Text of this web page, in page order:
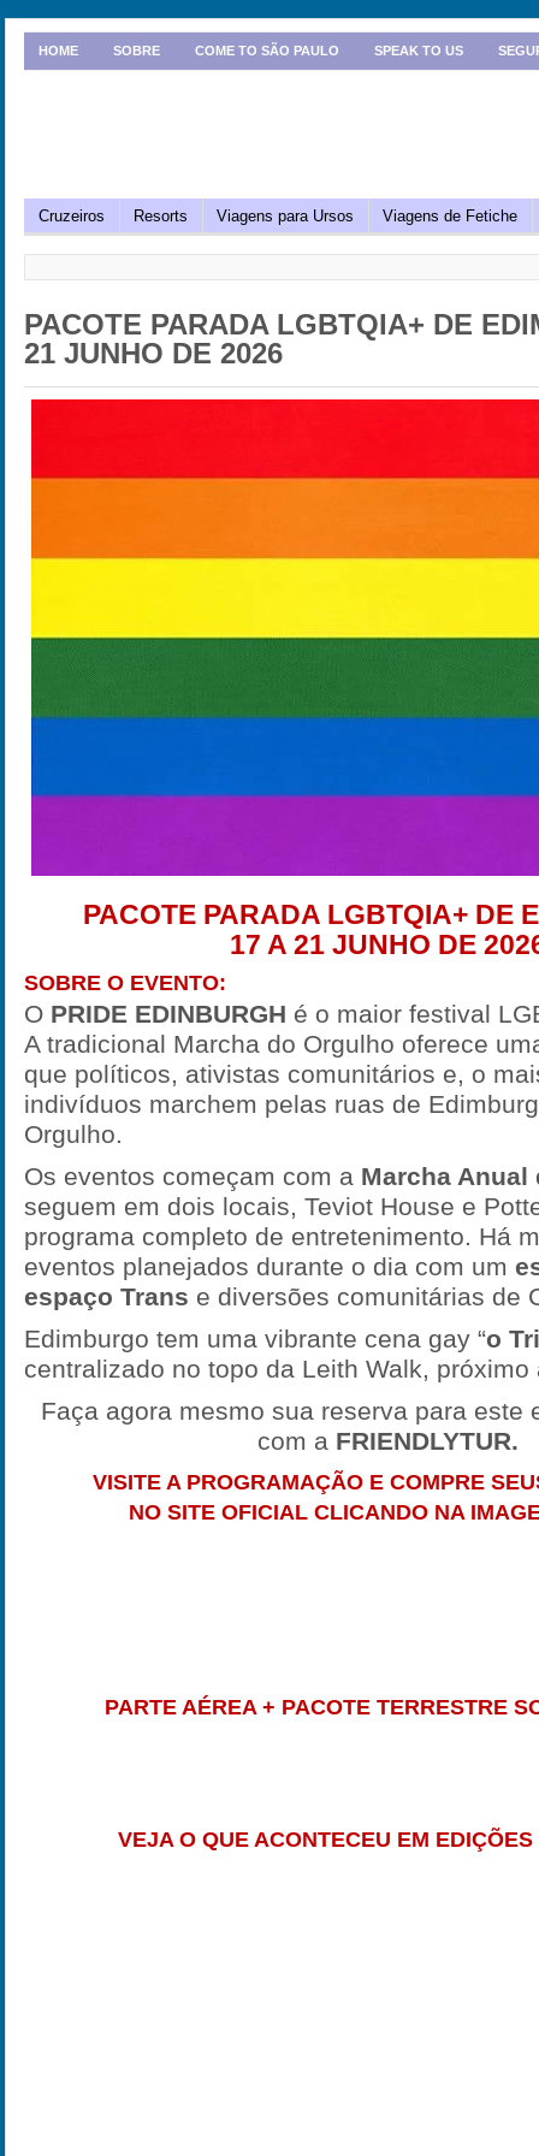
HOME SOBRE COME TO SÃO PAULO SPEAK TO US
Cruzeiros Resorts Viagens para Ursos Viagens de Fetiche
PACOTE PARADA LGBTQIA+ DE
21 JUNHO DE 2026
PACOTE PARADA LGBTQIA+ DE
17 A 21 JUNHO DE
SOBRE O EVENTO:
O PRIDE EDINBURGH é o maior festival
A tradicional Marcha do Orgulho oferece
que políticos, ativistas comunitários e, o
indivíduos marchem pelas ruas de
Orgulho.
Os eventos começam com a Marcha Anual
seguem em dois locais, Teviot House e
programa completo de entretenimento. Há
eventos planejados durante o dia com um
espaço Trans e diversões comunitárias de
Edimburgo tem uma vibrante cena gay “o
centralizado no topo da Leith Walk, próximo
Faça agora mesmo sua reserva para este
com a FRIENDLYTUR.
VISITE A PROGRAMAÇÃO E COMPRE
NO SITE OFICIAL CLICANDO NA
PARTE AÉREA + PACOTE TERRESTRE
VEJA O QUE ACONTECEU EM